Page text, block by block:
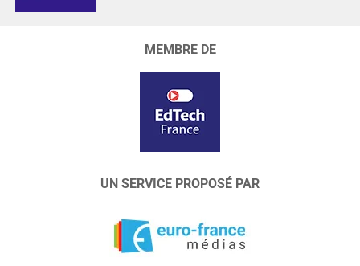
MEMBRE DE
UN SERVICE PROPOSÉ PAR